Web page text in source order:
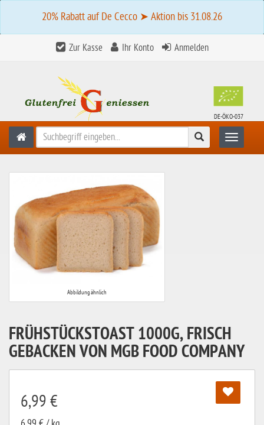
20% Rabatt auf De Cecco ➤ Aktion bis 31.08.26
Zur Kasse Ihr Konto Anmelden
DE-ÖKO-037
Suchen Toggle
Abbildung ähnlich
FRÜHSTÜCKSTOAST 1000G, FRISCH
GEBACKEN VON MGB FOOD COMPANY
6,99 €